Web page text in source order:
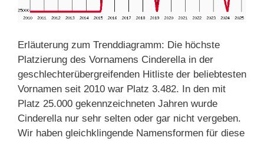
Erläuterung zum Trenddiagramm: Die höchste
Platzierung des Vornamens Cinderella in der
geschlechterübergreifenden Hitliste der beliebtesten
Vornamen seit 2010 war Platz 3.482. In den mit
Platz 25.000 gekennzeichneten Jahren wurde
Cinderella nur sehr selten oder gar nicht vergeben.
Wir haben gleichklingende Namensformen für diese